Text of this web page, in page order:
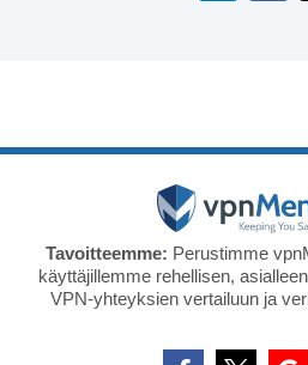
Tavoitteemme: Perustimme
käyttäjillemme rehellisen,
VPN-yhteyksien vertailuun ja